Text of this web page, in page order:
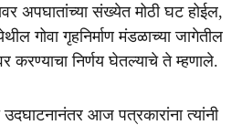
अपघातांच्या संख्येत मोठी घट होईल,
गोवा गृहनिर्माण मंडळाच्या जागेतील
करण्याचा निर्णय घेतल्‍याचे ते म्‍हणाले.
उदघाटनानंतर आज पत्रकारांना त्‍यांनी